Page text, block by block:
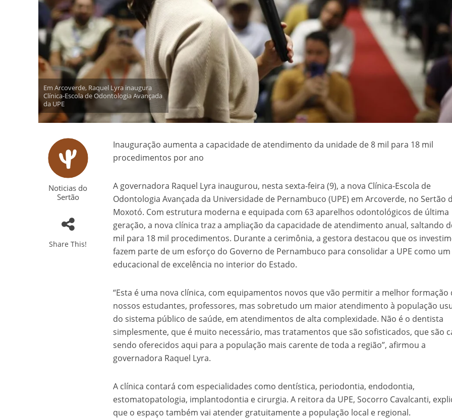
Em Arcoverde, Raquel Lyra inaugura
Clínica-Escola de Odontologia Avançada
da UPE
Noticias do
Sertão
Share This!
Inauguração aumenta a capacidade de atendimento da unidade de 8 mil para 18 mil
procedimentos por ano
A governadora Raquel Lyra inaugurou, nesta sexta-feira (9), a nova Clínica-Escola de
Odontologia Avançada da Universidade de Pernambuco (UPE) em Arcoverde, no Sertão
Moxotó. Com estrutura moderna e equipada com 63 aparelhos odontológicos de última
geração, a nova clínica traz a ampliação da capacidade de atendimento anual, saltando
mil para 18 mil procedimentos. Durante a cerimônia, a gestora destacou que os
fazem parte de um esforço do Governo de Pernambuco para consolidar a UPE como
educacional de excelência no interior do Estado.
“Esta é uma nova clínica, com equipamentos novos que vão permitir a melhor formação
nossos estudantes, professores, mas sobretudo um maior atendimento à população
do sistema público de saúde, em atendimentos de alta complexidade. Não é o dentista
simplesmente, que é muito necessário, mas tratamentos que são sofisticados, que são
sendo oferecidos aqui para a população mais carente de toda a região”, afirmou a
governadora Raquel Lyra.
A clínica contará com especialidades como dentística, periodontia, endodontia,
estomatopatologia, implantodontia e cirurgia. A reitora da UPE, Socorro Cavalcanti,
que o espaço também vai atender gratuitamente a população local e regional.